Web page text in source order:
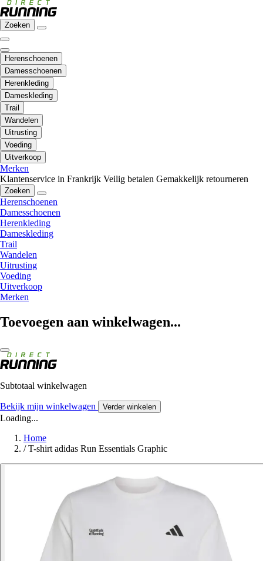
Zoeken
Herenschoenen
Damesschoenen
Herenkleding
Dameskleding
Trail
Wandelen
Uitrusting
Voeding
Uitverkoop
Merken
Klantenservice in Frankrijk Veilig betalen Gemakkelijk retourneren
Zoeken
Herenschoenen
Damesschoenen
Herenkleding
Dameskleding
Trail
Wandelen
Uitrusting
Voeding
Uitverkoop
Merken
Toevoegen aan winkelwagen...
Subtotaal winkelwagen
Bekijk mijn winkelwagen Verder winkelen
Loading...
Home
/ T-shirt adidas Run Essentials Graphic